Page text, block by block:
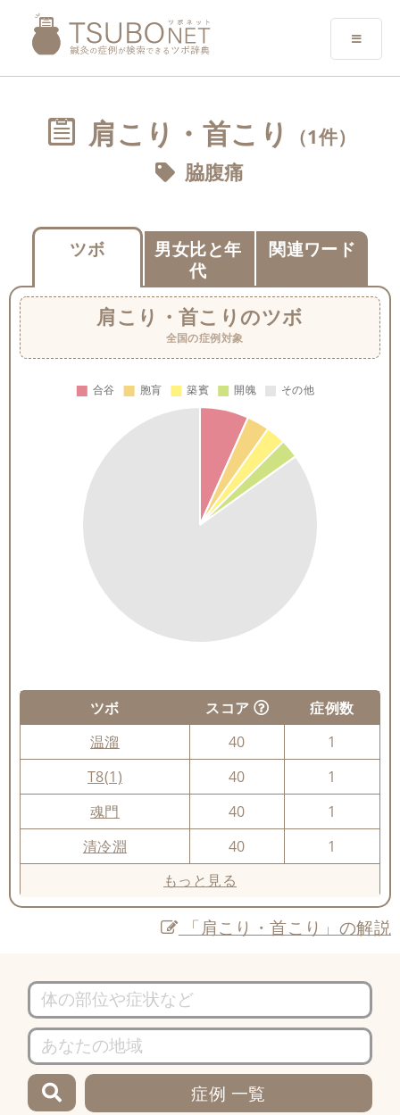
肩こり・首こり
（1件）
脇腹痛
ツボ
男女比と年
代
関連ワード
肩こり・首こり のツボ
全国の症例対象
ツボ スコア
症例数
温溜
40
1
T8(1)
40
1
魂門
40
1
清冷淵
40
1
もっと見る
「肩こり・首こり」の解説
症例 一覧